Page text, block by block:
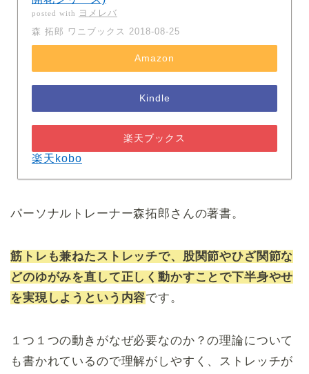
posted with
ヨメレバ
森 拓郎 ワニブックス 2018-08-25
Amazon
Kindle
楽天ブックス
楽天kobo
パーソナルトレーナー森拓郎さんの著書。
筋トレも兼ねたストレッチで、股関節やひざ関節な
どのゆがみを直して正しく動かすことで下半身やせ
を実現しようという内容です。
１つ１つの動きがなぜ必要なのか？の理論について
も書かれているので理解がしやすく、ストレッチが